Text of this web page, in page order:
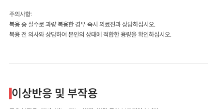
주의사항:
복용 중 실수로 과량 복용한 경우 즉시 의료진과 상담하십시오.
복용 전 의사와 상담하여 본인의 상태에 적합한 용량을 확인하십시오.
이상반응 및 부작용